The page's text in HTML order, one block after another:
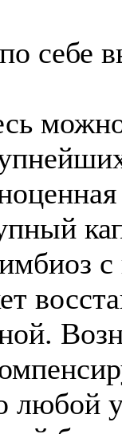
себе
любой